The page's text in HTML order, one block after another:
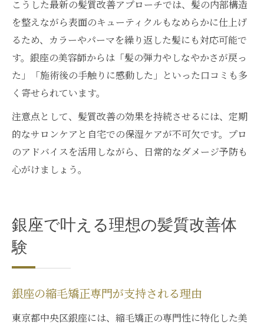
こうした最新の髪質改善アプローチでは、髪の内部構造
を整えながら表面のキューティクルもなめらかに仕上げ
るため、カラーやパーマを繰り返した髪にも対応可能で
す。銀座の美容師からは「髪の弾力やしなやかさが戻っ
た」「施術後の手触りに感動した」といった口コミも多
く寄せられています。
注意点として、髪質改善の効果を持続させるには、定期
的なサロンケアと自宅での保湿ケアが不可欠です。プロ
のアドバイスを活用しながら、日常的なダメージ予防も
心がけましょう。
銀座で叶える理想の髪質改善体
験
銀座の縮毛矯正専門が支持される理由
東京都中央区銀座には、縮毛矯正の専門性に特化した美